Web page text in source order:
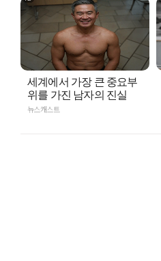
세계에서 가장 큰 중요부
위를 가진 남자의 진실
뉴스캐스트